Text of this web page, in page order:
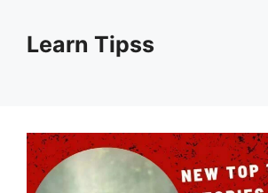
contentLearn Tipss